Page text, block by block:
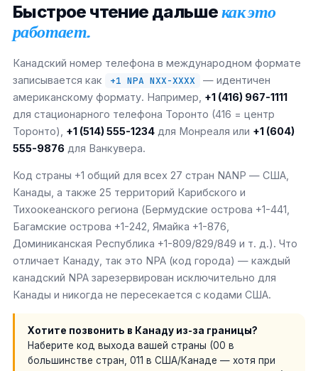
Быстрое чтение дальшекак это
работает.
Канадский номер телефона в международном формате
записывается как
+1 NPA NXX-XXXX
— идентичен
американскому формату. Например, +1 (416) 967-1111
для стационарного телефона Торонто (416 = центр
Торонто), +1 (514) 555-1234 для Монреаля или +1 (604)
555-9876 для Ванкувера.
Код страны +1 общий для всех 27 стран NANP — США,
Канады, а также 25 территорий Карибского и
Тихоокеанского региона (Бермудские острова +1-441,
Багамские острова +1-242, Ямайка +1-876,
Доминиканская Республика +1-809/829/849 и т. д.). Что
отличает Канаду, так это NPA (код города) — каждый
канадский NPA зарезервирован исключительно для
Канады и никогда не пересекается с кодами США.
Хотите позвонить в Канаду из-за границы?
Наберите код выхода вашей страны (00 в
большинстве стран, 011 в США/Канаде — хотя при